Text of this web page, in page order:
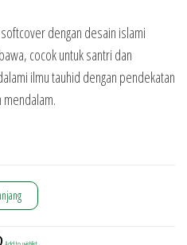
dengan desain islami
cocok untuk santri dan
ilmu tauhid dengan pendekatan
mendalam.